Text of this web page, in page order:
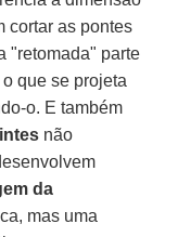
cortar as pontes
"retomada" parte
que se projeta
o. E também
não
da
mas uma